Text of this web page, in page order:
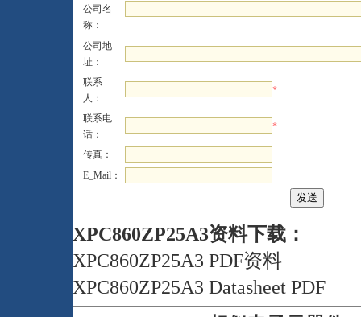
公司名
称：
公司地
址：
联系
人：
*
联系电
话：
*
传真：
E_Mail：
XPC860ZP25A3资料下载：
XPC860ZP25A3 PDF资料
XPC860ZP25A3 Datasheet PDF